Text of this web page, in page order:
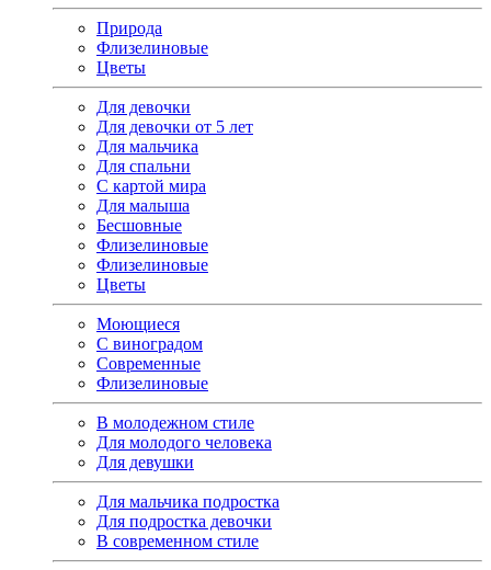
Природа
Флизелиновые
Цветы
Для девочки
Для девочки от 5 лет
Для мальчика
Для спальни
С картой мира
Для малыша
Бесшовные
Флизелиновые
Флизелиновые
Цветы
Моющиеся
С виноградом
Современные
Флизелиновые
В молодежном стиле
Для молодого человека
Для девушки
Для мальчика подростка
Для подростка девочки
В современном стиле